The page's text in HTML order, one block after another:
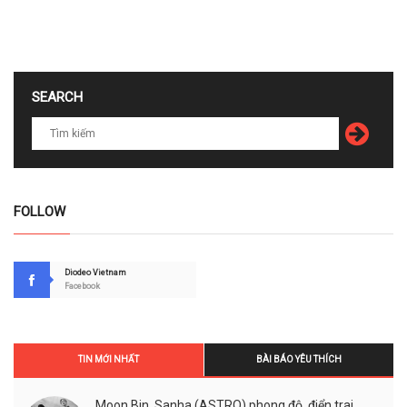
SEARCH
FOLLOW
Diodeo Vietnam
Facebook
TIN MỚI NHẤT BÀI BÁO YÊU THÍCH